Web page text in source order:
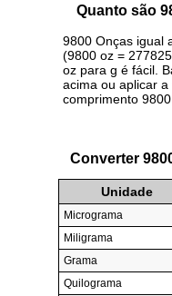
Quanto são
9800 Onças igual
(9800 oz =
oz para g é fácil.
acima ou aplicar
comprimento
Converter
Unidade
Micrograma
Miligrama
Grama
Quilograma